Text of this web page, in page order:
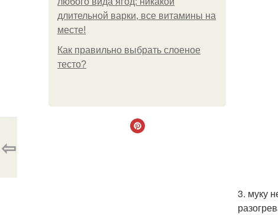
длительной варки, все витамины на
месте!
Как правильно выбрать слоеное
тесто?
3. муку
⇦